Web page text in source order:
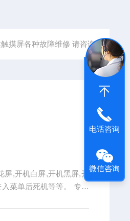
摸屏各种故障维修 请咨询
,开机白屏,开机黑屏,开
菜单后死机等等。 专业
电话咨询
微信咨询